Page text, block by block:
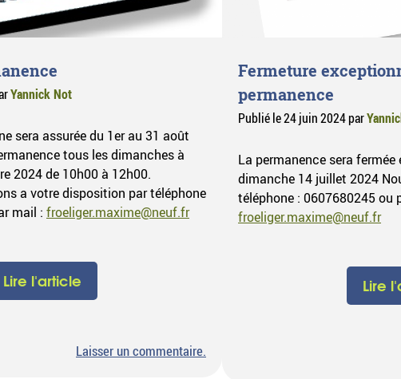
Yannick Not
sera assurée du 1er au 31 août
tous les dimanches à
2024 de 10h00 à 12h00.
a votre disposition par téléphone
mail : froeliger.maxime@neuf.fr
Lire l'article
Laisser un commentairesur
.
Fermeture
permanence
Publié le24 juin 2024par
La permanence sera
dimanche 14 juillet 2024
téléphone : 0607680245 ou
froeliger.maxime@neuf.fr
Lire